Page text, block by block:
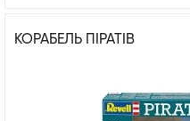
КОРАБЕЛЬ ПІРАТІВ